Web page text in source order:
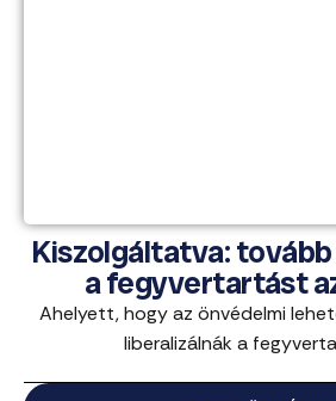
Kiszolgáltatva:
a fegyvertartást
Ahelyett, hogy az önvédelmi
liberalizálnák a